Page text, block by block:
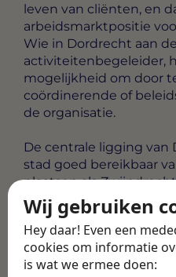
Wij gebruiken
Hey daar! Even een
cookies om informatie
is wat we ermee doen:
leven van cliënten, en
arbeidsmarktpositie
Wie in Dordrecht aan
activiteitenbegeleider,
mogelijkheid om door
coördinerende of
de organisatie.
De centrale ligging
stad goed bereikbaar
plaatsen als
en Papendrecht. Of je
vervoer of de auto reist,
aantrekkelijke
investeert in sociale